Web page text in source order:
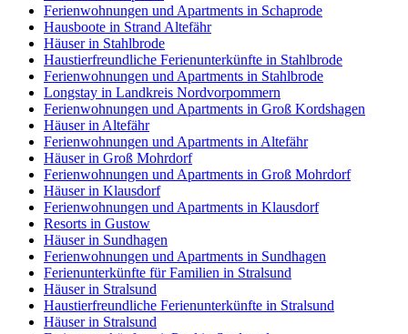
Ferienwohnungen und Apartments in Schaprode
Hausboote in Strand Altefähr
Häuser in Stahlbrode
Haustierfreundliche Ferienunterkünfte in Stahlbrode
Ferienwohnungen und Apartments in Stahlbrode
Longstay in Landkreis Nordvorpommern
Ferienwohnungen und Apartments in Groß Kordshagen
Häuser in Altefähr
Ferienwohnungen und Apartments in Altefähr
Häuser in Groß Mohrdorf
Ferienwohnungen und Apartments in Groß Mohrdorf
Häuser in Klausdorf
Ferienwohnungen und Apartments in Klausdorf
Resorts in Gustow
Häuser in Sundhagen
Ferienwohnungen und Apartments in Sundhagen
Ferienunterkünfte für Familien in Stralsund
Häuser in Stralsund
Haustierfreundliche Ferienunterkünfte in Stralsund
Häuser in Stralsund